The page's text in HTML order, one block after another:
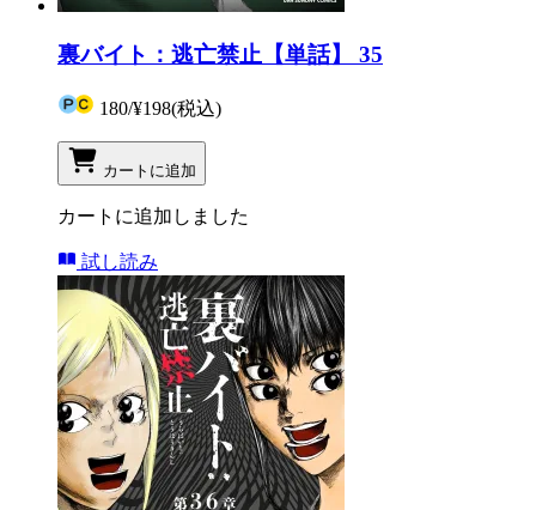
裏バイト：逃亡禁止【単話】 35
180/¥198(税込)
カートに追加
カートに追加しました
試し読み